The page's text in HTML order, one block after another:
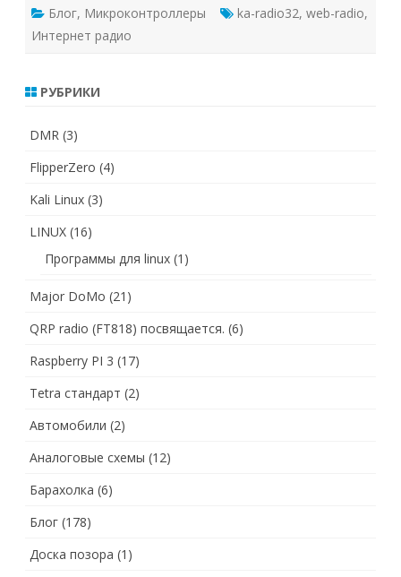
Блог, Микроконтроллеры ka-radio32, web-radio,
Интернет радио
РУБРИКИ
DMR (3)
FlipperZero (4)
Kali Linux (3)
LINUX (16)
Программы для linux (1)
Major DoMo (21)
QRP radio (FT818) посвящается. (6)
Raspberry PI 3 (17)
Tetra стандарт (2)
Автомобили (2)
Аналоговые схемы (12)
Барахолка (6)
Блог (178)
Доска позора (1)